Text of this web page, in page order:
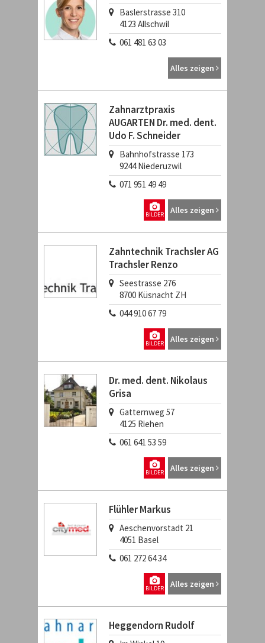
Baslerstrasse 310
4123 Allschwil
061 481 63 03
Alles zeigen
Zahnarztpraxis
AUGARTEN Dr. med. dent.
Udo F. Schneider
Bahnhofstrasse 173
9244 Niederuzwil
071 951 49 49
Alles zeigen
BILDER
Zahntechnik Trachsler AG
Trachsler Renzo
Seestrasse 276
8700 Küsnacht ZH
044 910 67 79
Alles zeigen
BILDER
Dr. med. dent. Nikolaus
Grisa
Gatternweg 57
4125 Riehen
061 641 53 59
Alles zeigen
BILDER
Flühler Markus
Aeschenvorstadt 21
4051 Basel
061 272 64 34
Alles zeigen
BILDER
Heggendorn Rudolf